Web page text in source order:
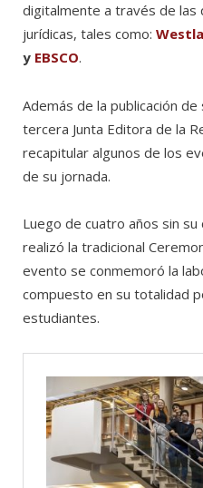
digitalmente a través de
jurídicas, tales como:
y EBSCO.
Además de la publicación
tercera Junta Editora de la
recapitular algunos de los
de su jornada.
Luego de cuatro años sin
realizó la tradicional
evento se conmemoró la
compuesto en su totalidad
estudiantes.